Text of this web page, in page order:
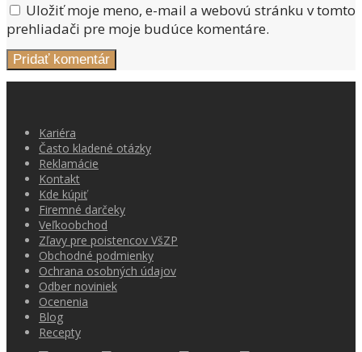
Uložiť moje meno, e-mail a webovú stránku v tomto
prehliadači pre moje budúce komentáre.
Kariéra
Často kladené otázky
Reklamácie
Kontakt
Kde kúpiť
Firemné darčeky
Veľkoobchod
Zľavy pre poistencov VšZP
Obchodné podmienky
Ochrana osobných údajov
Odber noviniek
Ocenenia
Blog
Recepty